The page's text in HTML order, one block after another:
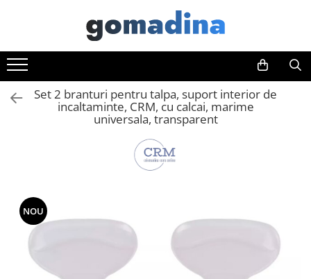
Toate Produsele
Gadgeturi smart
Trackere GPS
Inele smart
Articole Sanatate & Wellness
Cosmetice & Produse ingrijire
Parfumuri cu feromoni
Set 2 branturi pentru talpa, suport interior de
incaltaminte, CRM, cu calcai, marime
universala, transparent
NOU